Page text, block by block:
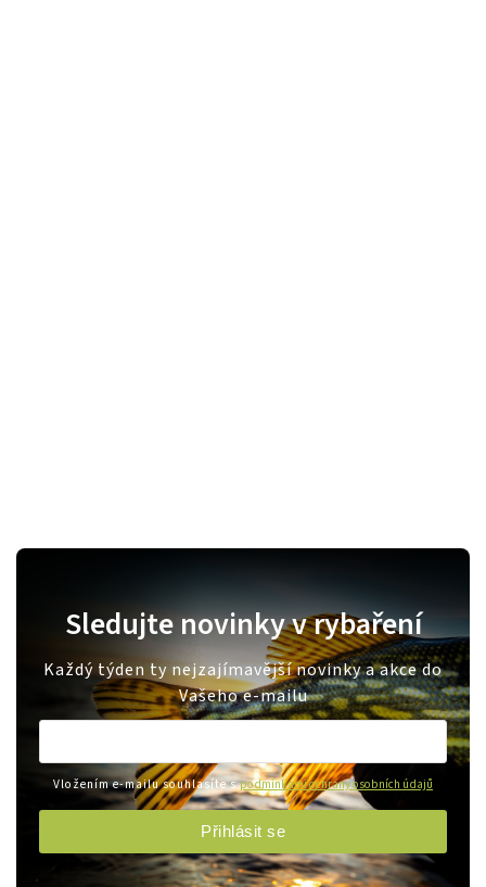
Sledujte novinky v rybaření
Každý týden ty nejzajímavější novinky a akce do
Vašeho e-mailu
Vložením e-mailu souhlasíte spodmínkami ochrany osobních údajů
Přihlásit se